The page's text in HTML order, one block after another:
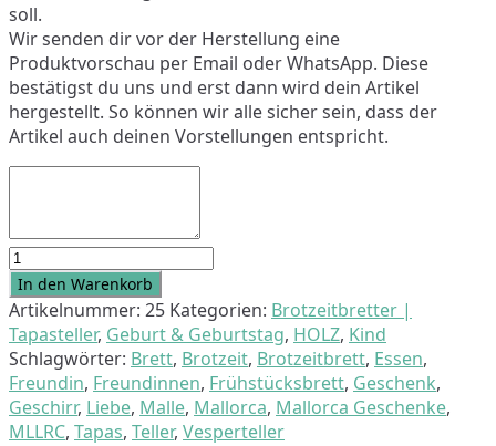
soll.
Wir senden dir vor der Herstellung eine
Produktvorschau per Email oder WhatsApp. Diese
bestätigst du uns und erst dann wird dein Artikel
hergestellt. So können wir alle sicher sein, dass der
Artikel auch deinen Vorstellungen entspricht.
Brotzeitteller
24
cm
"Spruch"-
individuell
Menge
In den Warenkorb
Artikelnummer: 25 Kategorien: Brotzeitbretter |
Tapasteller, Geburt & Geburtstag, HOLZ, Kind
Schlagwörter: Brett, Brotzeit, Brotzeitbrett, Essen,
Freundin, Freundinnen, Frühstücksbrett, Geschenk,
Geschirr, Liebe, Malle, Mallorca, Mallorca Geschenke,
MLLRC, Tapas, Teller, Vesperteller